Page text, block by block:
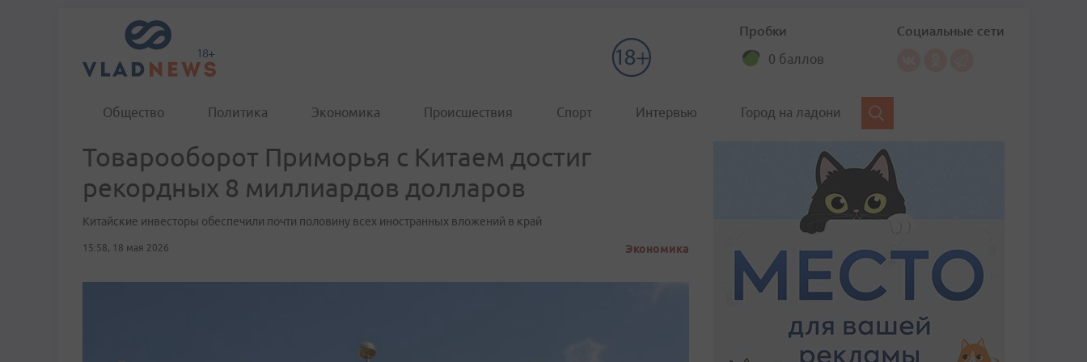
Пробки
0 баллов
Социальные сети
Общество Политика Экономика Происшествия Спорт Интервью Город на ладони
Товарооборот Приморья с Китаем достиг
рекордных 8 миллиардов долларов
Китайские инвесторы обеспечили почти половину всех иностранных вложений в край
15:58, 18 мая 2026 Экономика